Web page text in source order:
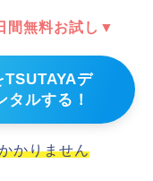
間無料お試し▼
デ
タルする！
かりません